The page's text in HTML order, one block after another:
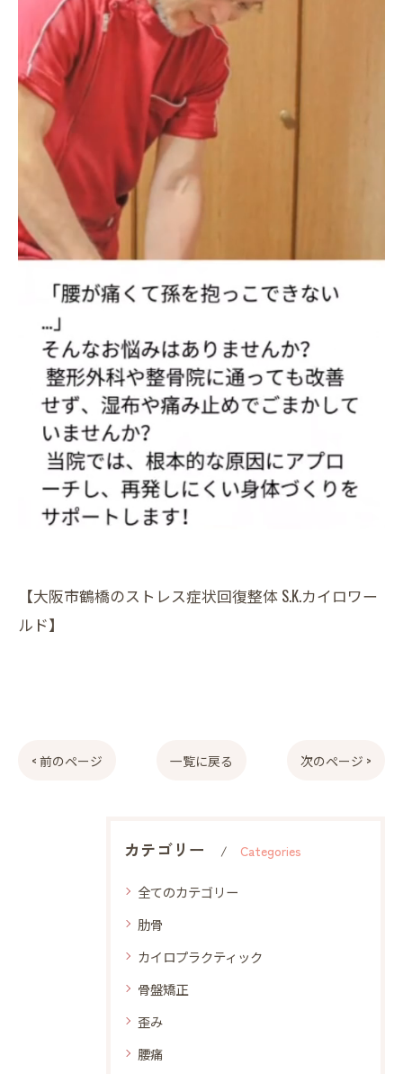
【大阪市鶴橋のストレス症状回復整体 S.K.カイロワー
ルド】
< 前のページ 一覧に戻る 次のページ >
カテゴリー Categories
全てのカテゴリー
肋骨
カイロプラクティック
骨盤矯正
歪み
腰痛